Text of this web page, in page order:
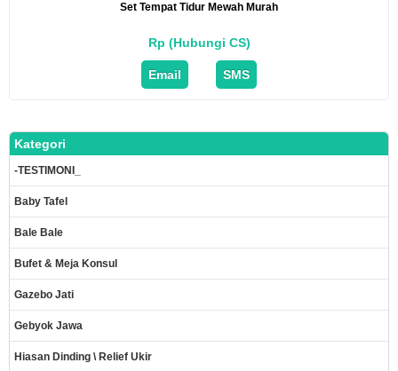
Set Tempat Tidur Mewah Murah
Rp (Hubungi CS)
Email SMS
Kategori
-TESTIMONI_
Baby Tafel
Bale Bale
Bufet & Meja Konsul
Gazebo Jati
Gebyok Jawa
Hiasan Dinding \ Relief Ukir